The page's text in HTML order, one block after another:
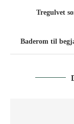
Tregulvet
Baderom til